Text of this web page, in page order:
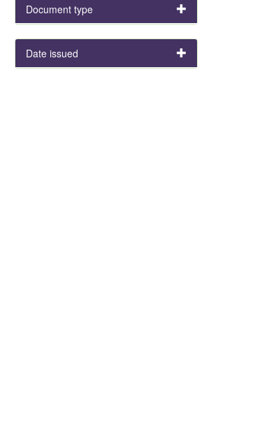
Document type
Date issued